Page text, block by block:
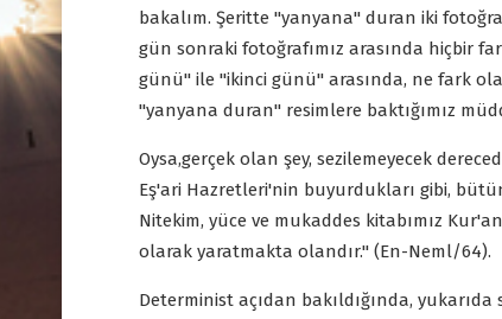
bakalım. Şeritte "yanyana" duran iki
gün sonraki fotoğrafımız arasında hiçbir
günü" ile "ikinci günü" arasında, ne fark
"yanyana duran" resimlere baktığımız
Oysa,gerçek olan şey, sezilemeyecek
Eş'ari Hazretleri'nin buyurdukları gibi,
Nitekim, yüce ve mukaddes kitabımız
olarak yaratmakta olandır." (En-Neml/64).
Determinist açıdan bakıldığında,